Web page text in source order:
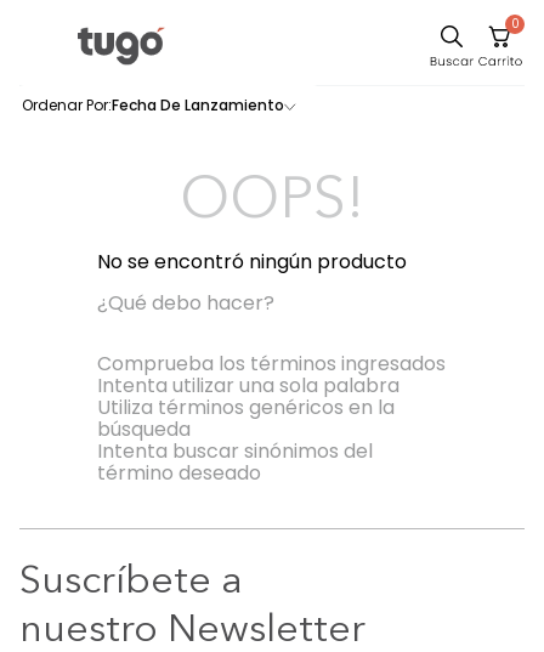
0
Fecha De Lanzamiento
0productos
OOPS!
No se encontró ningún producto
¿Qué debo hacer?
Comprueba los términos ingresados
Intenta utilizar una sola palabra
Utiliza términos genéricos en la
búsqueda
Intenta buscar sinónimos del
término deseado
Suscríbete a
nuestro Newsletter
Sofa
Cuadros
Cama
Mesa Centro
Mesa Noche